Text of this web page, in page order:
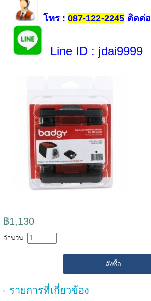
โทร: 087-122-2245ติดต่อ
Line ID : jdai9999
฿1,130
จำนวน:
รายการที่เกี่ยวข้อง